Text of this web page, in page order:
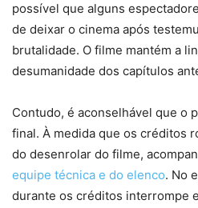
possível que alguns
de deixar o cinema após
brutalidade. O filme mantém a
desumanidade dos capítulos
Contudo, é aconselhável que o
final. À medida que os créditos
do desenrolar do filme,
equipe técnica e do elenco. No
durante os créditos interrompe